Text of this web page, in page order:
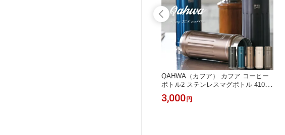
QAHWA（カフア） カフア コーヒー
ボトル2 ステンレスマグボトル 410ml
CB-JAPAN（シービージャパン） 450
▼ 467▼ 474△ 207▼ 214△
3,000 円